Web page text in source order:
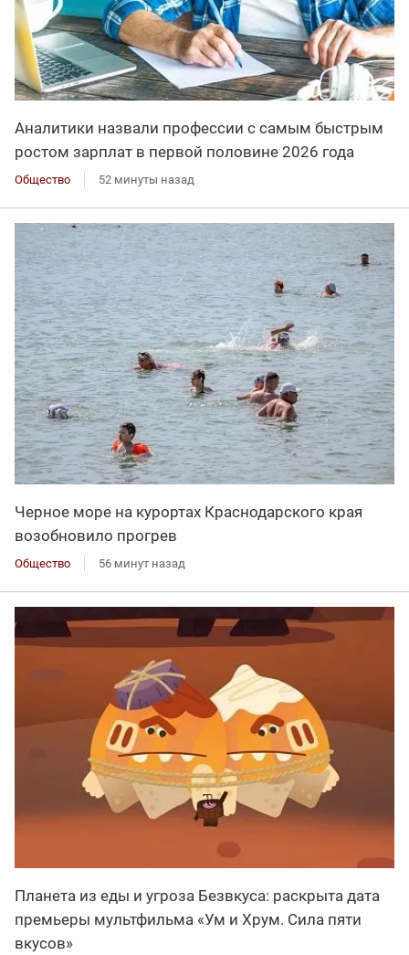
Аналитики назвали профессии с самым быстрым
ростом зарплат в первой половине 2026 года
Общество 52 минуты назад
Черное море на курортах Краснодарского края
возобновило прогрев
Общество 56 минут назад
Планета из еды и угроза Безвкуса: раскрыта дата
премьеры мультфильма «Ум и Хрум. Сила пяти
вкусов»